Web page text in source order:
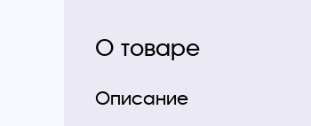
О товаре
Описание